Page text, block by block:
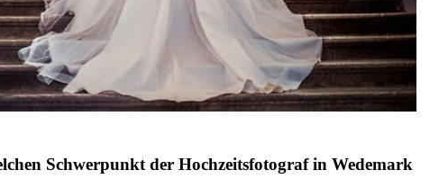
Schwerpunkt der Hochzeitsfotograf in Wedemark